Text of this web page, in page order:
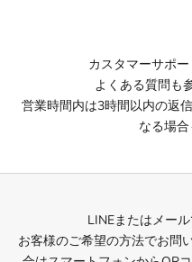
カスタマーサポー
よくある質問も
営業時間内は3時間以内の返
なる場合
LINEまたはメー
お客様のご希望の方法でお問